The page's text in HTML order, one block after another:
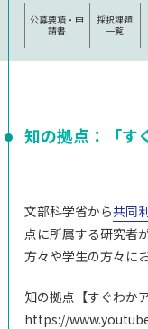
公募要項・申
請書
採択課題
⼀覧
知の拠点：「す
⽂部科学省から共同
点に所属する研究者
⽅々や学⽣の⽅々に
知の拠点【すぐわか
https://